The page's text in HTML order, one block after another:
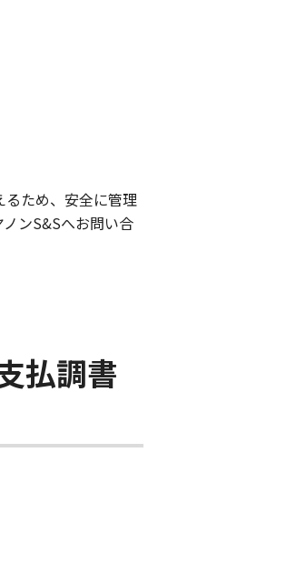
ため、安全に管理
ンS&Sへお問い合
払調書